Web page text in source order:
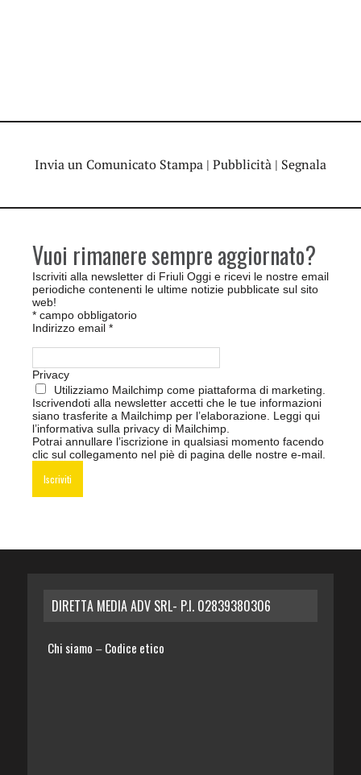
Invia un Comunicato Stampa | Pubblicità | Segnala
Vuoi rimanere sempre aggiornato?
Iscriviti alla newsletter di Friuli Oggi e ricevi le nostre email
periodiche contenenti le ultime notizie pubblicate sul sito
web!
* campo obbligatorio
Indirizzo email *
Privacy
Utilizziamo Mailchimp come piattaforma di marketing.
Iscrivendoti alla newsletter accetti che le tue informazioni
siano trasferite a Mailchimp per l’elaborazione. Leggi qui
l’informativa sulla privacy di Mailchimp.
Potrai annullare l’iscrizione in qualsiasi momento facendo
clic sul collegamento nel piè di pagina delle nostre e-mail.
DIRETTA MEDIA ADV SRL- P.I. 02839380306
Chi siamo – Codice etico